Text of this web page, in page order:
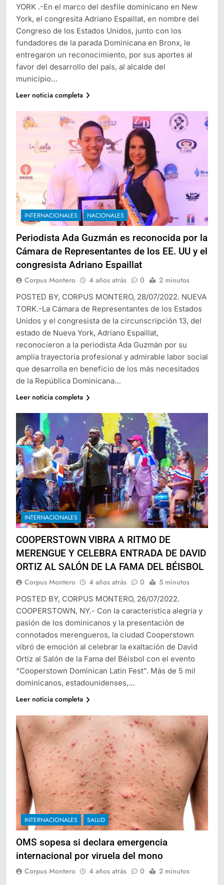
YORK .-En el marco del desfile dominicano en New
York, el congresita Adriano Espaillat, en nombre del
Congreso de los Estados Unidos, junto con los
fundadores de la parada Dominicana en Bronx, le
entregaron un reconocimiento, por sus aportes al
favor del desarrollo del país, al alcalde del
municipio…
Leer noticia completa
INTERNACIONALES NACIONALES
Periodista Ada Guzmán es reconocida por la
Cámara de Representantes de los EE. UU y el
congresista Adriano Espaillat
Corpus Montero 4 años atrás 0 2 minutos
POSTED BY, CORPUS MONTERO, 28/07/2022. NUEVA
TORK.-La Cámara de Representantes de los Estados
Unidos y el congresista de la circunscripción 13, del
estado de Nueva York, Adriano Espaillat,
reconocieron a la periodista Ada Guzmán por su
amplia trayectoria profesional y admirable labor social
que desarrolla en beneficio de los más necesitados
de la República Dominicana…
Leer noticia completa
INTERNACIONALES
COOPERSTOWN VIBRA A RITMO DE
MERENGUE Y CELEBRA ENTRADA DE DAVID
ORTIZ AL SALÓN DE LA FAMA DEL BÉISBOL
Corpus Montero 4 años atrás 0 5 minutos
POSTED BY, CORPUS MONTERO, 26/07/2022.
COOPERSTOWN, NY.- Con la característica alegría y
pasión de los dominicanos y la presentación de
connotados merengueros, la ciudad Cooperstown
vibró de emoción al celebrar la exaltación de David
Ortiz al Salón de la Fama del Béisbol con el evento
“Cooperstown Dominican Latin Fest”. Más de 5 mil
dominicanos, estadounidenses,…
Leer noticia completa
INTERNACIONALES SALUD
OMS sopesa si declara emergencia
internacional por viruela del mono
Corpus Montero 4 años atrás 0 2 minutos